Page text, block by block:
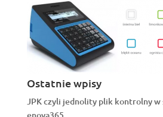
Ostatnie wpisy
JPK czyli jednolity plik kontrolny w